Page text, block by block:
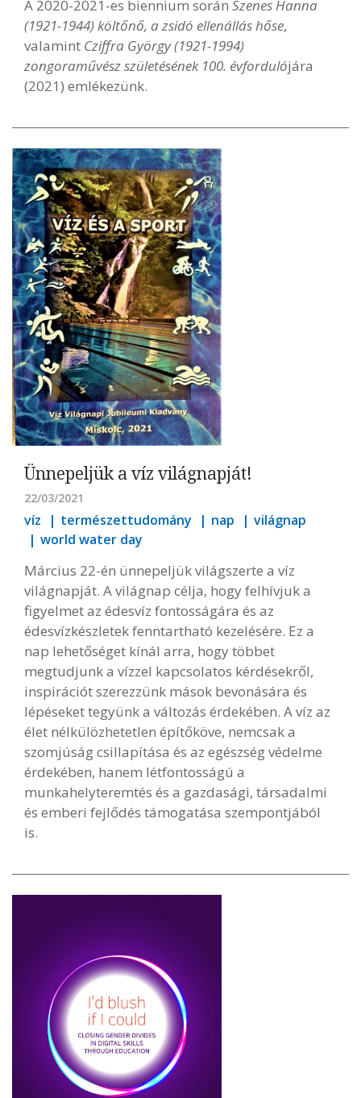
A 2020-2021-es biennium során Szenes Hanna
(1921-1944) költőnő, a zsidó ellenállás hőse,
valamint Cziffra György (1921-1994)
zongoraművész születésének 100. évfordulójára
(2021) emlékezünk.
Ünnepeljük a víz világnapját!
22/03/2021
víz természettudomány nap
világnap
world water day
Március 22-én ünnepeljük világszerte a víz
világnapját. A világnap célja, hogy felhívjuk a
figyelmet az édesvíz fontosságára és az
édesvízkészletek fenntartható kezelésére. Ez a
nap lehetőséget kínál arra, hogy többet
megtudjunk a vízzel kapcsolatos kérdésekről,
inspirációt szerezzünk mások bevonására és
lépéseket tegyünk a változás érdekében. A víz az
élet nélkülözhetetlen építőköve, nemcsak a
szomjúság csillapítása és az egészség védelme
érdekében, hanem létfontosságú a
munkahelyteremtés és a gazdasági, társadalmi
és emberi fejlődés támogatása szempontjából
is.